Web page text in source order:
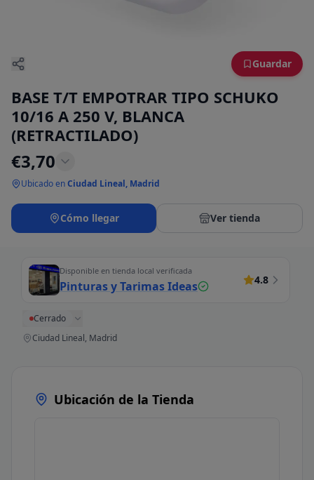
Guardar
BASE T/T EMPOTRAR TIPO SCHUKO
10/16 A 250 V, BLANCA
(RETRACTILADO)
€3,70
Ubicado enCiudad Lineal, Madrid
Cómo llegar Ver tienda
Disponible en tienda local verificada
Pinturas y Tarimas Ideas 4.8
Cerrado
Ciudad Lineal, Madrid
Ubicación de la Tienda